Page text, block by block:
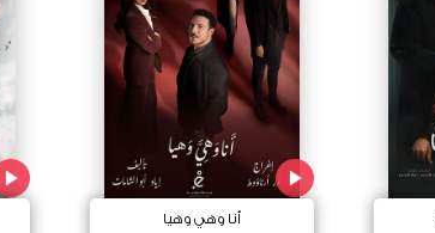
أنا وهي وهيا